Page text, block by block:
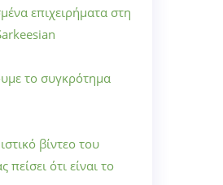
επιχειρήματα στη
το συγκρότημα
βίντεο του
ότι είναι το